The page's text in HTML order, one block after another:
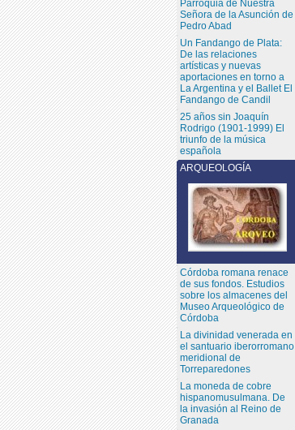
ARQUEOLOGÍA
Córdoba romana renace
de sus fondos. Estudios
sobre los almacenes del
Museo Arqueológico de
Córdoba
La divinidad venerada en
el santuario iberorromano
meridional de
Torreparedones
La moneda de cobre
hispanomusulmana. De
la invasión al Reino de
Granada
Parroquia de Nuestra
Señora de la Asunción de
Pedro Abad
Un Fandango de Plata:
De las relaciones
artísticas y nuevas
aportaciones en torno a
La Argentina y el Ballet El
Fandango de Candil
25 años sin Joaquín
Rodrigo (1901-1999) El
triunfo de la música
española